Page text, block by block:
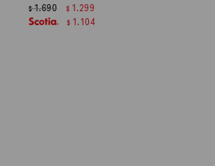
$1.690 $ 1.299
$ 1.104